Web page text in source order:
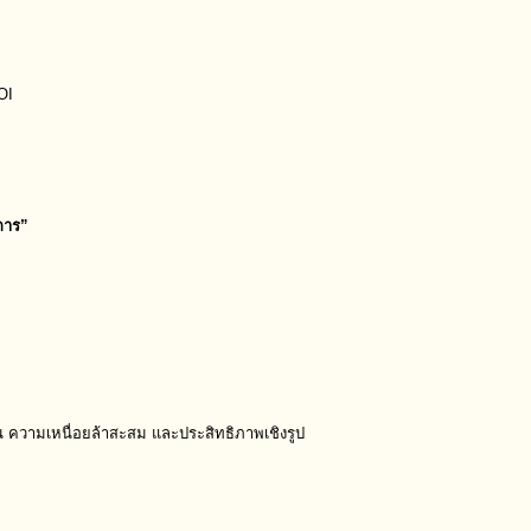
ร”
ความเหนื่อยล้าสะสม และประสิทธิภาพเชิงรูป